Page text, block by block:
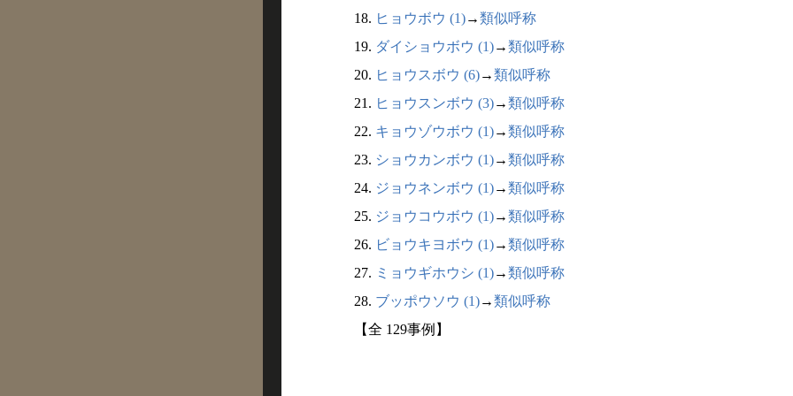
18. ヒョウボウ (1)→類似呼称
19. ダイショウボウ (1)→類似呼称
20. ヒョウスボウ (6)→類似呼称
21. ヒョウスンボウ (3)→類似呼称
22. キョウゾウボウ (1)→類似呼称
23. ショウカンボウ (1)→類似呼称
24. ジョウネンボウ (1)→類似呼称
25. ジョウコウボウ (1)→類似呼称
26. ビョウキヨボウ (1)→類似呼称
27. ミョウギホウシ (1)→類似呼称
28. ブッポウソウ (1)→類似呼称
【全 129事例】